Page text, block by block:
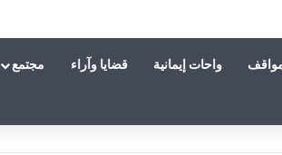
واحات إيمانية قضايا وآراء مجتمع